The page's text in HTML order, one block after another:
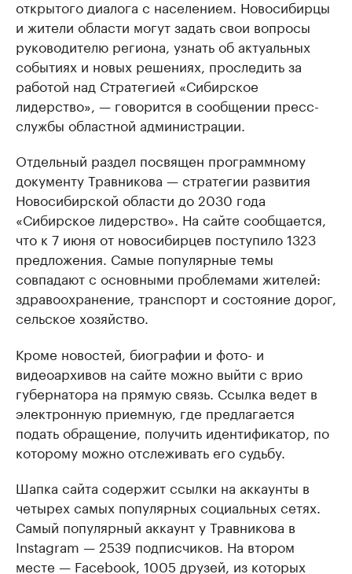
открытого диалога с населением. Новосибирцы
и жители области могут задать свои вопросы
руководителю региона, узнать об актуальных
событиях и новых решениях, проследить за
работой над Стратегией «Сибирское
лидерство», — говорится в сообщении пресс-
службы областной администрации.
Отдельный раздел посвящен программному
документу Травникова — стратегии развития
Новосибирской области до 2030 года
«Сибирское лидерство». На сайте сообщается,
что к 7 июня от новосибирцев поступило 1323
предложения. Самые популярные темы
совпадают с основными проблемами жителей:
здравоохранение, транспорт и состояние дорог,
сельское хозяйство.
Кроме новостей, биографии и фото- и
видеоархивов на сайте можно выйти с врио
губернатора на прямую связь. Ссылка ведет в
электронную приемную, где предлагается
подать обращение, получить идентификатор, по
которому можно отслеживать его судьбу.
Шапка сайта содержит ссылки на аккаунты в
четырех самых популярных социальных сетях.
Самый популярный аккаунт у Травникова в
Instagram — 2539 подписчиков. На втором
месте — Facebook, 1005 друзей, из которых